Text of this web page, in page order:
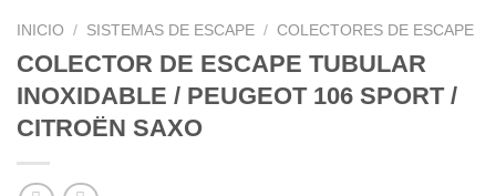
INICIO / SISTEMAS DE ESCAPE / COLECTORES DE ESCAPE
COLECTOR DE ESCAPE TUBULAR
INOXIDABLE / PEUGEOT 106 SPORT /
CITROËN SAXO